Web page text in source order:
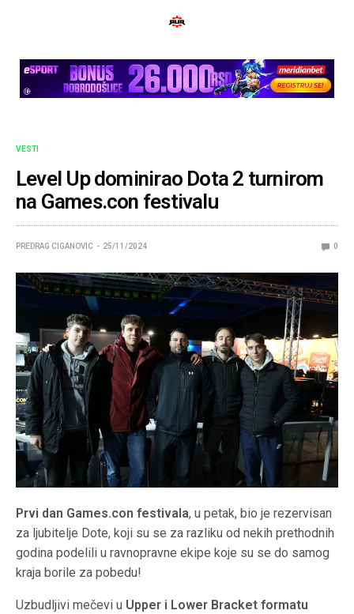
VESTI
Level Up dominirao Dota 2 turnirom
na Games.con festivalu
PREDRAG CIGANOVIC 25/11/2024 0
Prvi dan Games.con festivala, u petak, bio je rezervisan
za ljubitelje Dote, koji su se za razliku od nekih prethodnih
godina podelili u ravnopravne ekipe koje su se do samog
kraja borile za pobedu!
Uzbudljivi mečevi u Upper i Lower Bracket formatu